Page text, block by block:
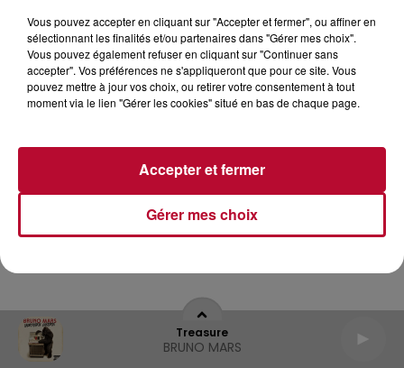
Treasure
BRUNO MARS
Vous pouvez accepter en cliquant sur "Accepter et fermer", ou affiner en
sélectionnant les finalités et/ou partenaires dans "Gérer mes choix".
Vous pouvez également refuser en cliquant sur "Continuer sans
accepter". Vos préférences ne s'appliqueront que pour ce site. Vous
pouvez mettre à jour vos choix, ou retirer votre consentement à tout
moment via le lien "Gérer les cookies" situé en bas de chaque page.
Gérer mes choix
Accepter et fermer